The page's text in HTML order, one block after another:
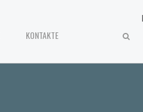
KONTAKTE